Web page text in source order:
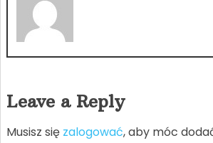
Leave a Reply
Musisz się zalogować, aby móc